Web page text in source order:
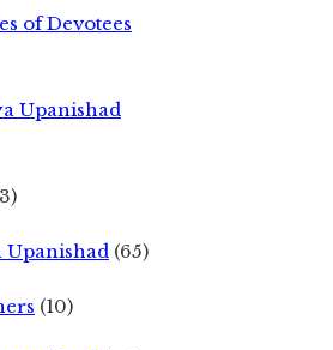
of Devotees
Upanishad
Upanishad (65)
(10)